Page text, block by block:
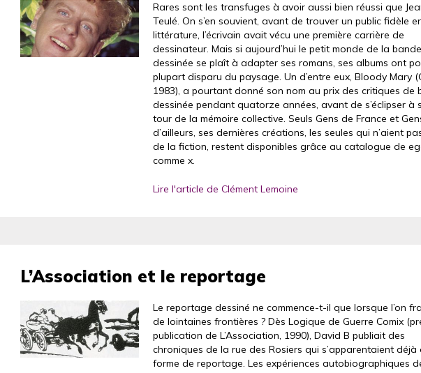
Rares sont les transfuges à avoir aussi bien réussi que
Teulé. On s’en souvient, avant de trouver un public fidèle
littérature, l’écrivain avait vécu une première carrière de
dessinateur. Mais si aujourd’hui le petit monde de la bande
dessinée se plaît à adapter ses romans, ses albums ont
plupart disparu du paysage. Un d’entre eux, Bloody Mary
1983), a pourtant donné son nom au prix des critiques de
dessinée pendant quatorze années, avant de s’éclipser à
tour de la mémoire collective. Seuls Gens de France et
d’ailleurs, ses dernières créations, les seules qui n’aient
de la fiction, restent disponibles grâce au catalogue de
comme x.
Lire l'article de Clément Lemoine
L’Association et le reportage
Le reportage dessiné ne commence-t-il que lorsque l’on
de lointaines frontières ? Dès Logique de Guerre Comix
publication de L’Association, 1990), David B publiait des
chroniques de la rue des Rosiers qui s’apparentaient déjà
forme de reportage. Les expériences autobiographiques